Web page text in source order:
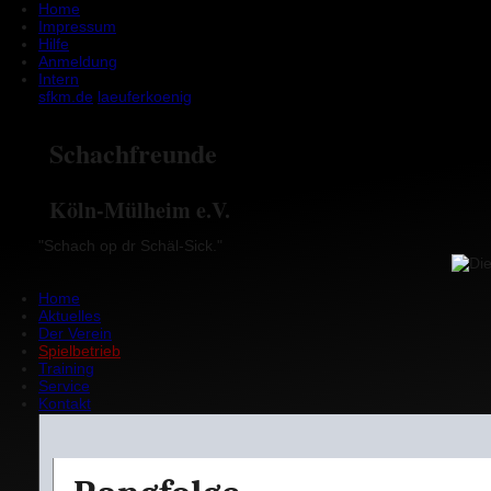
Home
Impressum
Hilfe
Anmeldung
Intern
sfkm.de laeuferkoenig
Schachfreunde
Köln-Mülheim e.V.
"Schach op dr Schäl-Sick."
Home
Aktuelles
Der Verein
Spielbetrieb
Training
Service
Kontakt